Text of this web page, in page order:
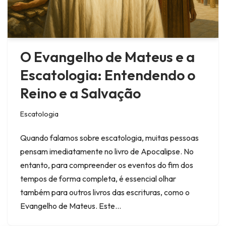
O Evangelho de Mateus e a
Escatologia: Entendendo o
Reino e a Salvação
Escatologia
Quando falamos sobre escatologia, muitas pessoas
pensam imediatamente no livro de Apocalipse. No
entanto, para compreender os eventos do fim dos
tempos de forma completa, é essencial olhar
também para outros livros das escrituras, como o
Evangelho de Mateus. Este…